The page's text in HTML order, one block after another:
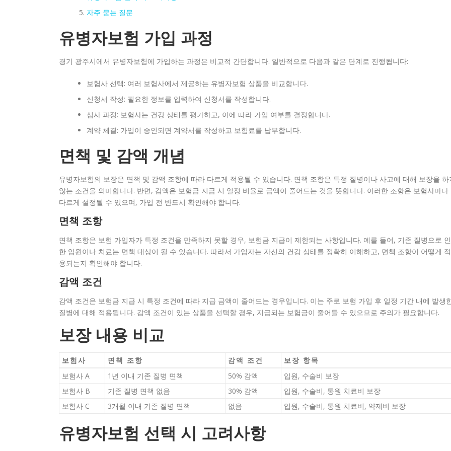
자주 묻는 질문
유병자보험 가입 과정
경기 광주시에서 유병자보험에 가입하는 과정은 비교적 간단합니다. 일반적으로 다음과 같은 단계로 진행됩니다:
보험사 선택: 여러 보험사에서 제공하는 유병자보험 상품을 비교합니다.
신청서 작성: 필요한 정보를 입력하여 신청서를 작성합니다.
심사 과정: 보험사는 건강 상태를 평가하고, 이에 따라 가입 여부를 결정합니다.
계약 체결: 가입이 승인되면 계약서를 작성하고 보험료를 납부합니다.
면책 및 감액 개념
유병자보험의 보장은 면책 및 감액 조항에 따라 다르게 적용될 수 있습니다. 면책 조항은 특정 질병이나 사고에 대해 보장을 하
않는 조건을 의미합니다. 반면, 감액은 보험금 지급 시 일정 비율로 금액이 줄어드는 것을 뜻합니다. 이러한 조항은 보험사마다
다르게 설정될 수 있으며, 가입 전 반드시 확인해야 합니다.
면책 조항
면책 조항은 보험 가입자가 특정 조건을 만족하지 못할 경우, 보험금 지급이 제한되는 사항입니다. 예를 들어, 기존 질병으로 인
한 입원이나 치료는 면책 대상이 될 수 있습니다. 따라서 가입자는 자신의 건강 상태를 정확히 이해하고, 면책 조항이 어떻게 적
용되는지 확인해야 합니다.
감액 조건
감액 조건은 보험금 지급 시 특정 조건에 따라 지급 금액이 줄어드는 경우입니다. 이는 주로 보험 가입 후 일정 기간 내에 발생
질병에 대해 적용됩니다. 감액 조건이 있는 상품을 선택할 경우, 지급되는 보험금이 줄어들 수 있으므로 주의가 필요합니다.
보장 내용 비교
보험사 면책 조항 감액 조건
보장 항목
보험사 A
1년 이내 기존 질병 면책 50% 감액
입원, 수술비 보장
보험사 B
기존 질병 면책 없음 30% 감액
입원, 수술비, 통원 치료비 보장
보험사 C
3개월 이내 기존 질병 면책 없음 입원, 수술비, 통원 치료비, 약제비 보장
유병자보험 선택 시 고려사항